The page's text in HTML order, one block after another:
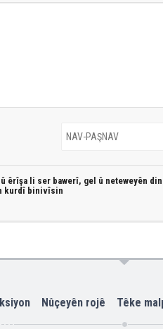
êrîşa li ser bawerî, gel û neteweyên
kurdî binivîsin
Nûçeyên rojê Têke